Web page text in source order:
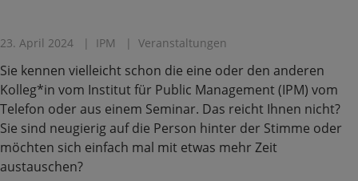
23. April 2024 IPM Veranstaltungen
Sie kennen vielleicht schon die eine oder den anderen
Kolleg*in vom Institut für Public Management (IPM) vom
Telefon oder aus einem Seminar. Das reicht Ihnen nicht?
Sie sind neugierig auf die Person hinter der Stimme oder
möchten sich einfach mal mit etwas mehr Zeit
austauschen?